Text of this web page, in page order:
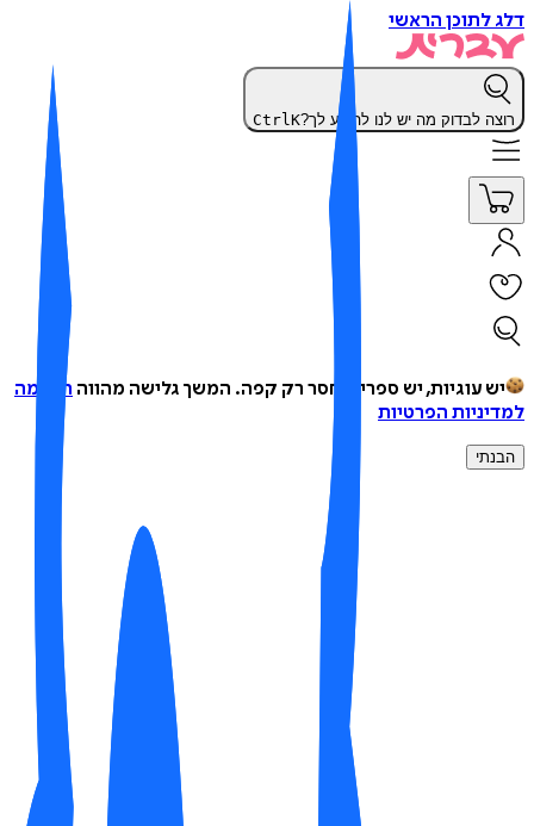
לתוכן הראשי
לבדוק מה יש לנו להציע לך? CtrlK
יש עוגיות, יש ספרים, חסר רק קפה.המשך גלישה מהווההסכמה
הפרטיות